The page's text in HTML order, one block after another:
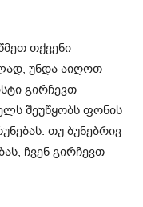
თქვენი
უნდა აიღოთ
გირჩევთ
შეუწყობს ფონის
თუ ბუნებრივ
ჩვენ გირჩევთ